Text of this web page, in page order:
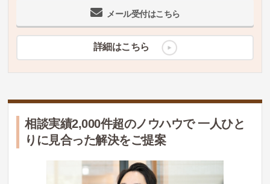
メール受付はこちら
詳細はこちら
相談実績2,000件超のノウハウで 一人ひと
りに見合った解決をご提案